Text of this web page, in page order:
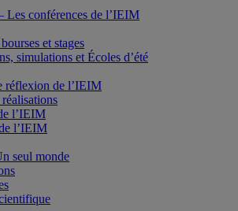
Les conférences de l’IEIM
et stages
simulations et Écoles d’été
réflexion de l’IEIM
l’IEIM
l’IEIM
seul monde